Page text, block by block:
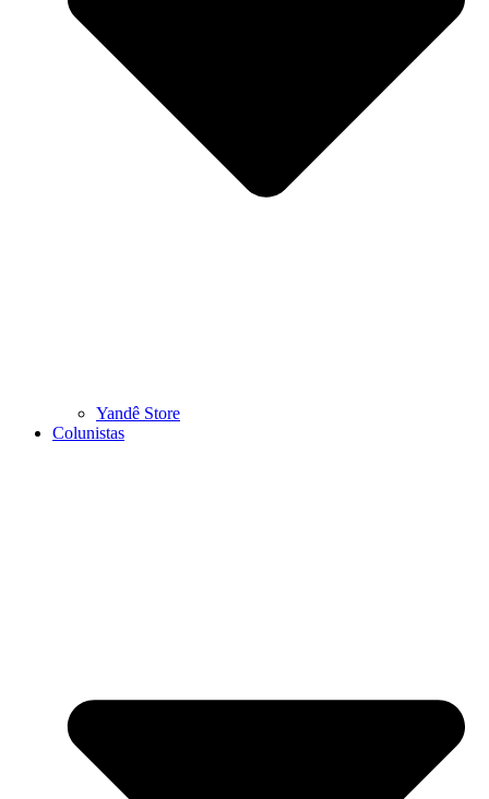
Yandê Store
Colunistas